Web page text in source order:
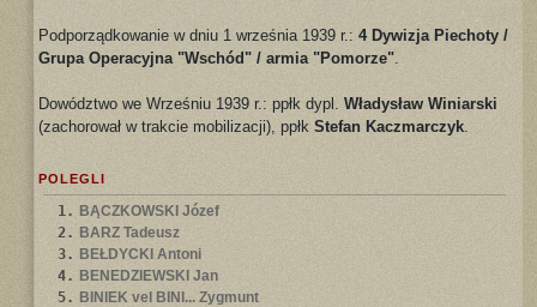
Podporządkowanie w dniu 1 września 1939 r.: 4 Dywizja Piechoty /
Grupa Operacyjna "Wschód" / armia "Pomorze".
Dowództwo we Wrześniu 1939 r.: ppłk dypl. Władysław Winiarski
(zachorował w trakcie mobilizacji), ppłk Stefan Kaczmarczyk.
POLEGLI
1. BĄCZKOWSKI Józef
2. BARZ Tadeusz
3. BEŁDYCKI Antoni
4. BENEDZIEWSKI Jan
5. BINIEK vel BINI... Zygmunt